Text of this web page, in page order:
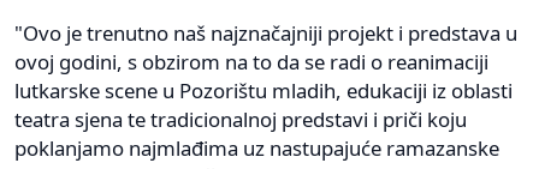
"Ovo je trenutno naš najznačajniji projekt i predstava u
ovoj godini, s obzirom na to da se radi o reanimaciji
lutkarske scene u Pozorištu mladih, edukaciji iz oblasti
teatra sjena te tradicionalnoj predstavi i priči koju
poklanjamo najmlađima uz nastupajuće ramazanske